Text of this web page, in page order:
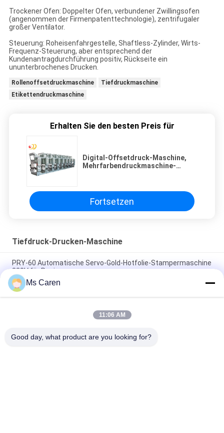
Trockener Ofen: Doppelter Ofen, verbundener Zwillingsofen
(angenommen der Firmenpatenttechnologie), zentrifugaler
großer Ventilator.
Steuerung: Roheisenfahrgestelle, Shaftless-Zylinder, Wirts-
Frequenz-Steuerung, aber entsprechend der
Kundenantragdurchführung positiv, Rückseite ein
ununterbrochenes Drucken.
Rollenoffsetdruckmaschine
Tiefdruckmaschine
Etikettendruckmaschine
Erhalten Sie den besten Preis für
Digital-Offsetdruck-Maschine,
Mehrfarbendruckmaschine-
Fortsetzen
Tiefdruck-Drucken-Maschine
PRY-60 Automatische Servo-Gold-Hotfolie-Stampermaschine
220V für Papier
380V automatische Servo-Goldpapier-Hotfolie-
Stampermaschine PRY-78
PRY-80 Automatische Servo-Goldpapier-Hotfolie-
Ms Caren
11:06 AM
Good day, what product are you looking for?